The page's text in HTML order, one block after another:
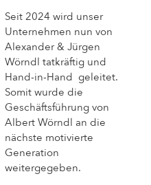
Seit 2024 wird unser
Unternehmen nun von
Alexander & Jürgen
Wörndl tatkräftig und
Hand-in-Hand geleitet.
Somit wurde die
Geschäftsführung von
Albert Wörndl an die
nächste motivierte
Generation
weitergegeben.